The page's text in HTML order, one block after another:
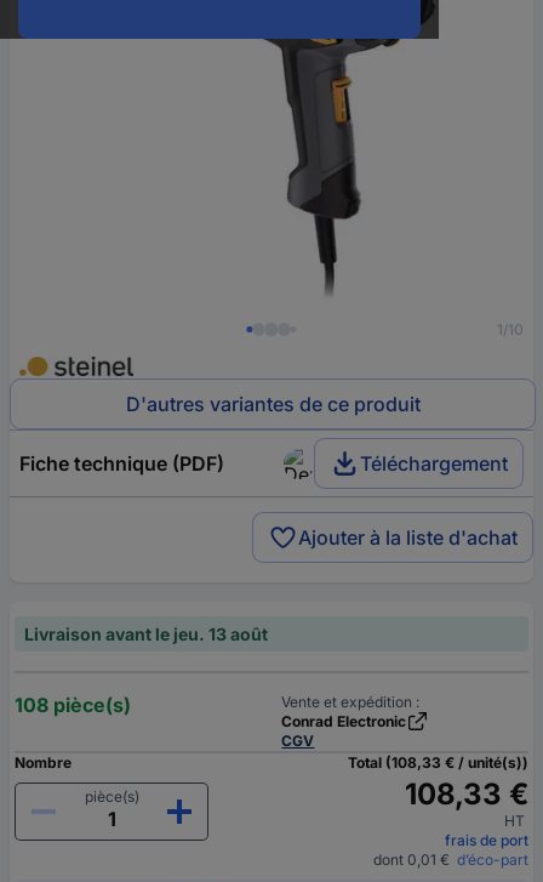
1/10
D'autres variantes de ce produit
Fiche technique (PDF) Téléchargement
Ajouter à la liste d'achat
Livraison avant le jeu. 13 août
108 pièce(s)
Vente et expédition :
Conrad Electronic
CGV
Nombre
pièce(s)
Total (108,33 € / unité(s))
108,33 €
HT
frais de port
dont 0,01 € d’éco-part